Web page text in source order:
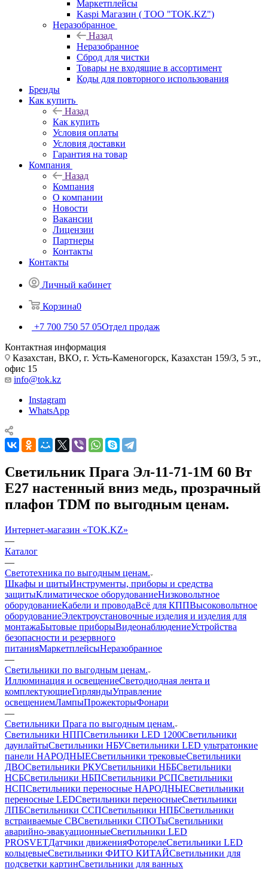
Маркетплейсы
Kaspi Магазин ( ТОО "TOK.KZ")
Неразобранное
Назад
Неразобранное
Сброд для чистки
Товары не входящие в ассортимент
Коды для повторного использования
Бренды
Как купить
Назад
Как купить
Условия оплаты
Условия доставки
Гарантия на товар
Компания
Назад
Компания
О компании
Новости
Вакансии
Лицензии
Партнеры
Контакты
Контакты
Личный кабинет
Корзина0
+7 700 750 57 05Отдел продаж
Контактная информация
Казахстан, ВКО, г. Усть-Каменогорск, Казахстан 159/3, 5 эт.,
офис 15
info@tok.kz
Instagram
WhatsApp
Светильник Прага Эл-11-71-1М 60 Вт
Е27 настенный вниз медь, прозрачный
плафон TDM по выгодным ценам.
Интернет-магазин «TOK.KZ»
—
Каталог
—
Светотехника по выгодным ценам.
Шкафы и щитыИнструменты, приборы и средства
защитыКлиматическое оборудованиеНизковольтное
оборудованиеКабели и проводаВсё для КППВысоковольтное
оборудованиеЭлектроустановочные изделия и изделия для
монтажаБытовые приборыВидеонаблюдениеУстройства
безопасности и резервного
питанияМаркетплейсыНеразобранное
—
Светильники по выгодным ценам.
Иллюминация и освещениеСветодиодная лента и
комплектующиеГирляндыУправление
освещениемЛампыПрожекторыФонари
—
Светильники Прага по выгодным ценам.
Светильники НППСветильники LED 1200Светильники
даунлайтыСветильники НБУСветильники LED ультратонкие
панели НАРОДНЫЕСветильники трековыеСветильники
ДВОСветильники РКУСветильники НББСветильники
НСБСветильники НБПСветильники РСПСветильники
НСПСветильники переносные НАРОДНЫЕСветильники
переносные LEDСветильники переносныеСветильники
ЛПБСветильники ССПСветильники НПБСветильники
встраиваемые СВСветильники СПОТыСветильники
аварийно-эвакуационныеСветильники LED
PROSVETДатчики движенияФоторелеСветильники LED
кольцевыеСветильники ФИТО КИТАЙСветильники для
подсветки картинСветильники для ванных